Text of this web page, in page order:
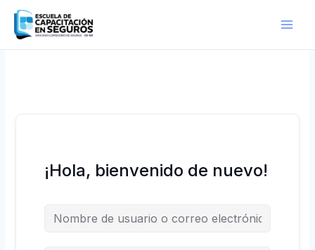
contenido
¡Hola, bienvenido de nuevo!